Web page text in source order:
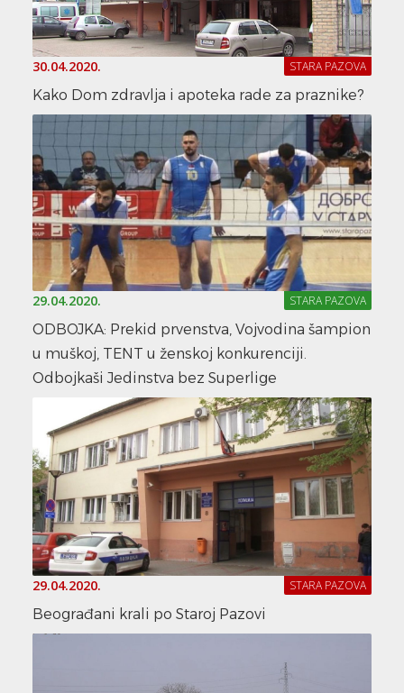
30.04.2020. STARA PAZOVA
Kako Dom zdravlja i apoteka rade za praznike?
29.04.2020. STARA PAZOVA
ODBOJKA: Prekid prvenstva, Vojvodina šampion
u muškoj, TENT u ženskoj konkurenciji.
Odbojkaši Jedinstva bez Superlige
29.04.2020. STARA PAZOVA
Beograđani krali po Staroj Pazovi